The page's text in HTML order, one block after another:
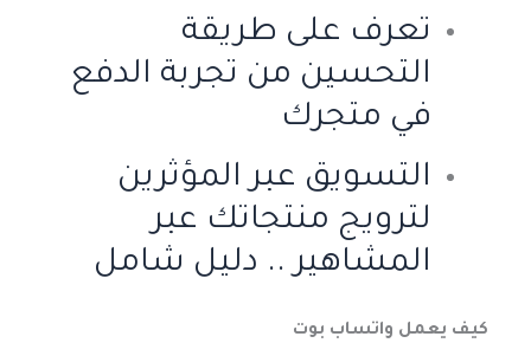
تعرف على طريقة
التحسين من تجربة الدفع
في متجرك
التسويق عبر المؤثرين
لترويج منتجاتك عبر
المشاهير .. دليل شامل
كيف يعمل واتساب بوت